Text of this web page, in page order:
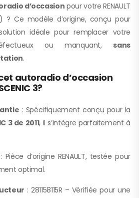
d’occasion pour votre RENAULT
? Ce modèle d’origine, conçu pour
idéale pour remplacer votre
ou manquant, sans
.
autoradio d’occasion
3?
: Spécifiquement conçu pour la
3 de 2011, il s’intègre parfaitement à
: Pièce d’origine RENAULT, testée pour
optimal.
: 281158115R – Vérifiée pour une